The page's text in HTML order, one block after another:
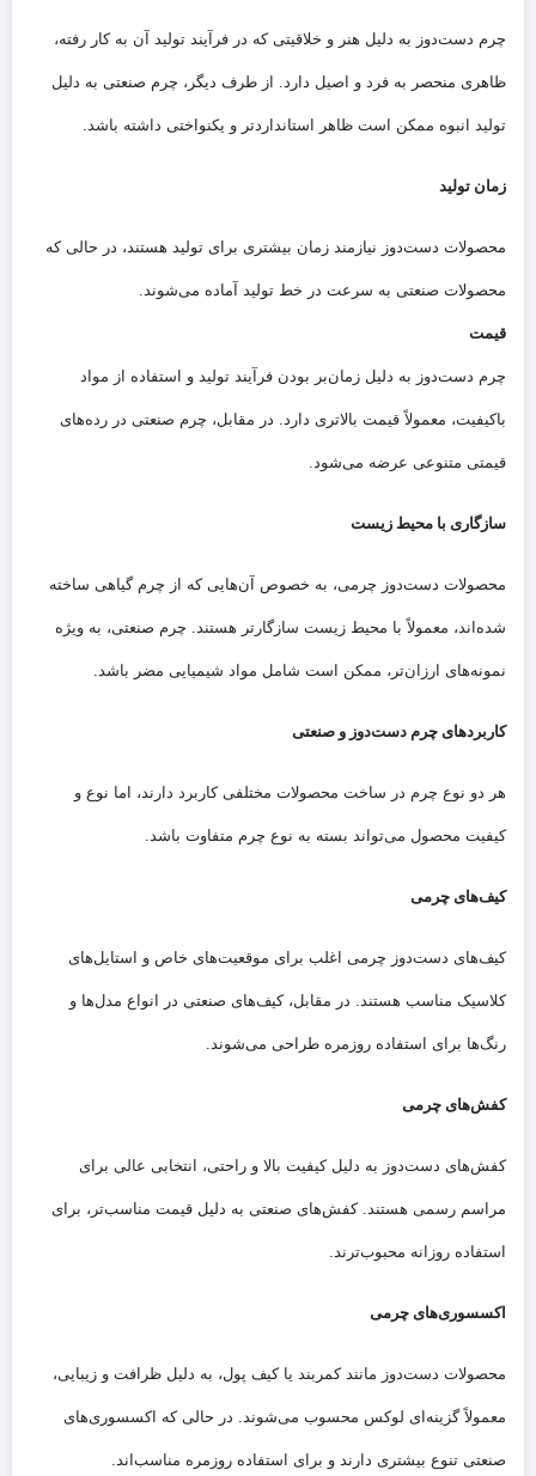
چرم دست‌دوز به دلیل هنر و خلاقیتی که در فرآیند تولید آن به کار رفته،
ظاهری منحصر به فرد و اصیل دارد. از طرف دیگر، چرم صنعتی به دلیل
تولید انبوه ممکن است ظاهر استانداردتر و یکنواختی داشته باشد.
زمان تولید
محصولات دست‌دوز نیازمند زمان بیشتری برای تولید هستند، در حالی که
محصولات صنعتی به سرعت در خط تولید آماده می‌شوند.
قیمت
چرم دست‌دوز به دلیل زمان‌بر بودن فرآیند تولید و استفاده از مواد
باکیفیت، معمولاً قیمت بالاتری دارد. در مقابل، چرم صنعتی در رده‌های
قیمتی متنوعی عرضه می‌شود.
سازگاری با محیط زیست
محصولات دست‌دوز چرمی، به خصوص آن‌هایی که از چرم گیاهی ساخته
شده‌اند، معمولاً با محیط زیست سازگارتر هستند. چرم صنعتی، به ویژه
نمونه‌های ارزان‌تر، ممکن است شامل مواد شیمیایی مضر باشد.
کاربردهای چرم دست‌دوز و صنعتی
هر دو نوع چرم در ساخت محصولات مختلفی کاربرد دارند، اما نوع و
کیفیت محصول می‌تواند بسته به نوع چرم متفاوت باشد.
کیف‌های چرمی
کیف‌های دست‌دوز چرمی اغلب برای موقعیت‌های خاص و استایل‌های
کلاسیک مناسب هستند. در مقابل، کیف‌های صنعتی در انواع مدل‌ها و
رنگ‌ها برای استفاده روزمره طراحی می‌شوند.
کفش‌های چرمی
کفش‌های دست‌دوز به دلیل کیفیت بالا و راحتی، انتخابی عالی برای
مراسم رسمی هستند. کفش‌های صنعتی به دلیل قیمت مناسب‌تر، برای
استفاده روزانه محبوب‌ترند.
اکسسوری‌های چرمی
محصولات دست‌دوز مانند کمربند یا کیف پول، به دلیل ظرافت و زیبایی،
معمولاً گزینه‌ای لوکس محسوب می‌شوند. در حالی که اکسسوری‌های
صنعتی تنوع بیشتری دارند و برای استفاده روزمره مناسب‌اند.